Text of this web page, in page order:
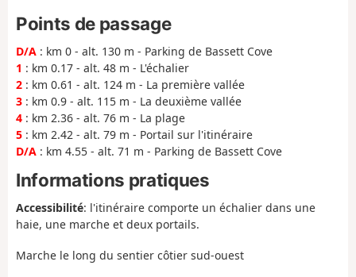
Points de passage
D/A : km 0 - alt. 130 m - Parking de Bassett Cove
1 : km 0.17 - alt. 48 m - L'échalier
2 : km 0.61 - alt. 124 m - La première vallée
3 : km 0.9 - alt. 115 m - La deuxième vallée
4 : km 2.36 - alt. 76 m - La plage
5 : km 2.42 - alt. 79 m - Portail sur l'itinéraire
D/A : km 4.55 - alt. 71 m - Parking de Bassett Cove
Informations pratiques
Accessibilité: l'itinéraire comporte un échalier dans une
haie, une marche et deux portails.
Marche le long du sentier côtier sud-ouest